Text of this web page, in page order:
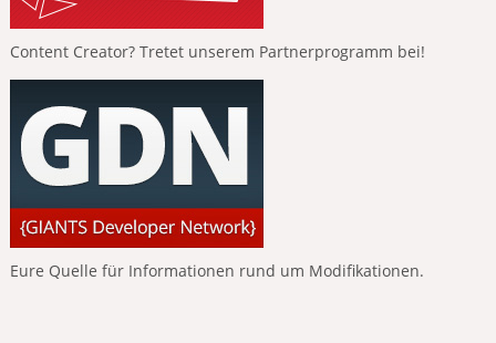
Content Creator? Tretet unserem Partnerprogramm bei!
Eure Quelle für Informationen rund um Modifikationen.